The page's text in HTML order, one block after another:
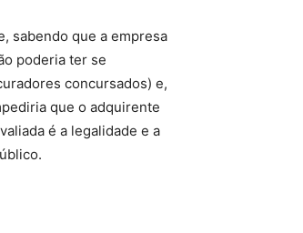
sabendo que a empresa
poderia ter se
concursados) e,
que o adquirente
é a legalidade e a